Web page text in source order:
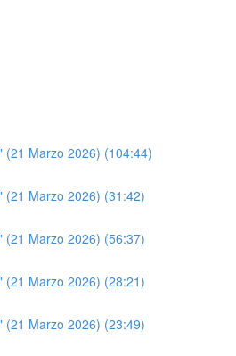
(21 Marzo 2026) (104:44)
(21 Marzo 2026) (31:42)
(21 Marzo 2026) (56:37)
(21 Marzo 2026) (28:21)
(21 Marzo 2026) (23:49)